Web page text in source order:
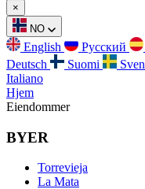
×
NO
English Русский
Deutsch
Suomi
Italiano
Hjem
Eiendommer
BYER
Torrevieja
La Mata